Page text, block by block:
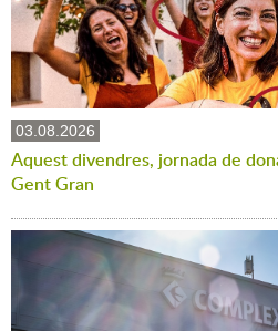
03.08.2026
Aquest divendres, jornada de
Gent Gran